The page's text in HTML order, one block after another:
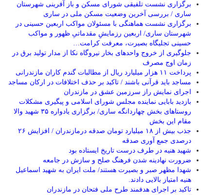
برگزاری ‌نشست تلفیقی شورای مسکن و باز آفرینی شهرستان
ساری / بررسی آخرین وضعیت مسکن ملی در ساری
برگزاری نشست هماهنگی با مسئولان مواکب اربعین حسینی در
شهرستان ساری/ اربعین رزمایشِ مقدماتیِ ظهور و مواکب
حسینی تجلیگاه بصیرت، معرفت کرامت…
جلوگیری از خروج واحدهای بخار نیروگاه نکا از مدار تولید برق در
زمان اوج مصرف
پرداخت ۱۱ هزار میلیارد ریال از مطالبات گندم کاران مازندرانی
مساجد باید قرآنی باشند / تاکید بر حذف اختلافات در ارکان مساجد
اجرای نمایش راز سرزمین عشق در مازندران
بازدید بابایی نماینده مجلس شورای اسلامی و پیگیری مشکلات
روستاهای بخش چهاردانگه ساری/ برگزاری یادواره ۳۵ شهید والا
مقام این بخش
جذب بیش از ۱۸ میلیارد تومان صدقه درمازندران / افزایش ۲۶
درصدی جمع آوری صدقه
شهید هنیه در طرف درست تاریخ ایستاده بود
ضرورت نهادینه شدن فرهنگ صلح و سازش در جامعه
شهدا مظهر صبر و بصیرت هستند/ ملت ایران به شهید اسماعیل
هنیه امتیاز بالایی دادند.
تاکید بر اجرای هدفمند طرح ملی فتحان در مازندران